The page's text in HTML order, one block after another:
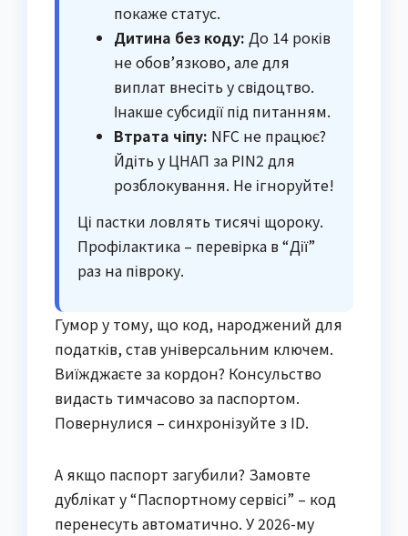
покаже статус.
Дитина без коду: До 14 років
не обов’язково, але для
виплат внесіть у свідоцтво.
Інакше субсидії під питанням.
Втрата чіпу: NFC не працює?
Йдіть у ЦНАП за PIN2 для
розблокування. Не ігноруйте!
Ці пастки ловлять тисячі щороку.
Профілактика – перевірка в “Дії”
раз на півроку.
Гумор у тому, що код, народжений для
податків, став універсальним ключем.
Виїжджаєте за кордон? Консульство
видасть тимчасово за паспортом.
Повернулися – синхронізуйте з ID.
А якщо паспорт загубили? Замовте
дублікат у “Паспортному сервісі” – код
перенесуть автоматично. У 2026-му